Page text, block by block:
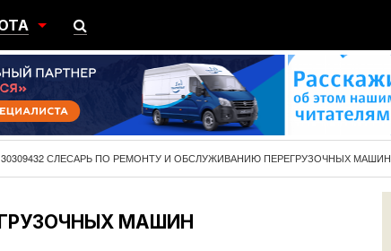
РАБОТЫ
ВАКАНСИЮ
СЛЕСАРЬ ПО РЕМОНТУ И ОБСЛУЖИВАНИЮ ПЕРЕГРУЗОЧНЫХ МАШИН
МАШИН